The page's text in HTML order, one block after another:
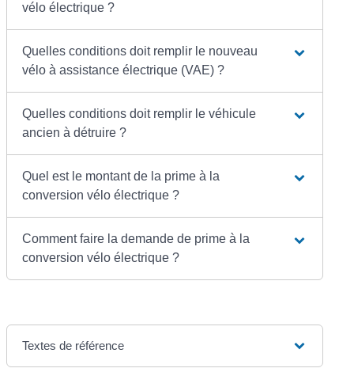
vélo électrique ?
Quelles conditions doit remplir le nouveau
vélo à assistance électrique (VAE) ?
Quelles conditions doit remplir le véhicule
ancien à détruire ?
Quel est le montant de la prime à la
conversion vélo électrique ?
Comment faire la demande de prime à la
conversion vélo électrique ?
Textes de référence